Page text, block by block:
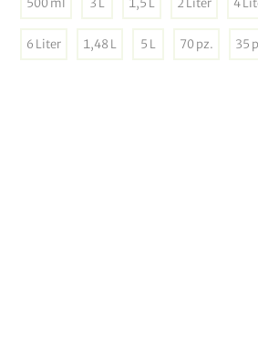
6 Liter 1,48 L 5 L 70 pz. 35